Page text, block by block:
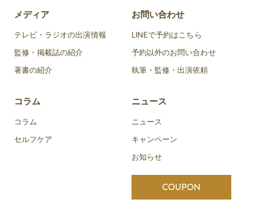
メディア
テレビ・ラジオの出演情報
監修・掲載誌の紹介
著書の紹介
コラム
コラム
セルフケア
お問い合わせ
LINEで予約はこちら
予約以外のお問い合わせ
執筆・監修・出演依頼
ニュース
ニュース
キャンペーン
お知らせ
COUPON